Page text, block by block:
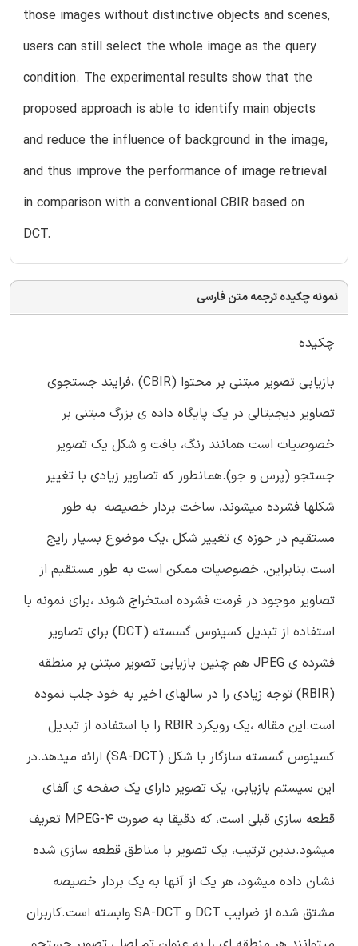
those images without distinctive objects and scenes,
users can still select the whole image as the query
condition. The experimental results show that the
proposed approach is able to identify main objects
and reduce the influence of background in the image,
and thus improve the performance of image retrieval
in comparison with a conventional CBIR based on
DCT.
نمونه چکیده ترجمه متن فارسی
چکیده
بازیابی تصویر مبتنی بر محتوا (CBIR) ،فرایند جستجوی
تصاویر دیجیتالی در یک پایگاه داده ی بزرگ مبتنی بر
خصوصیات است همانند رنگ، بافت و شکل یک تصویر
جستجو (پرس و جو).همانطور که تصاویر زیادی با تغییر
شکلها فشرده میشوند، ساخت بردار خصیصه به طور
مستقیم در حوزه ی تغییر شکل ،یک موضوع بسیار رایج
است.بنابراین، خصوصیات ممکن است به طور مستقیم از
تصاویر موجود در فرمت فشرده استخراج شوند ،برای نمونه با
استفاده از تبدیل کسینوس گسسته (DCT) برای تصاویر
فشرده ی JPEG هم چنین بازیابی تصویر مبتنی بر منطقه
(RBIR) توجه زیادی را در سالهای اخیر به خود جلب نموده
است.این مقاله ،یک رویکرد RBIR را با استفاده از تبدیل
کسینوس گسسته سازگار با شکل (SA-DCT) ارائه میدهد.در
این سیستم بازیابی، یک تصویر دارای یک صفحه ی آلفای
قطعه سازی قبلی است، که دقیقا به صورت MPEG-4 تعریف
میشود.بدین ترتیب، یک تصویر با مناطق قطعه سازی شده
نشان داده میشود، هر یک از آنها به یک بردار خصیصه
مشتق شده از ضرایب DCT و SA-DCT وابسته است.کاربران